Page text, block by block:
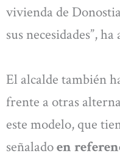
vivienda de
sus necesidades”,
El alcalde también
frente a otras
este modelo, que
señaladoen